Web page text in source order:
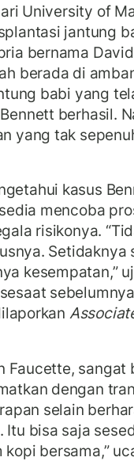
University of
jantung
bernama
berada di
babi yang
berhasil.
yang tak
kasus
mencoba
risikonya.
Setidaknya
kesempatan,”
Faucette, sangat
dengan
selain
bisa saja
bersama,”